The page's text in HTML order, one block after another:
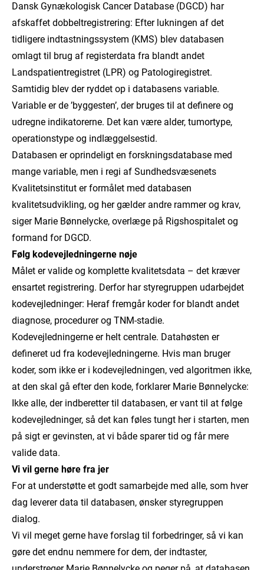
Dansk Gynækologisk Cancer Database (DGCD) har
afskaffet dobbeltregistrering: Efter lukningen af det
tidligere indtastningssystem (KMS) blev databasen
omlagt til brug af registerdata fra blandt andet
Landspatientregistret (LPR) og Patologiregistret.
Samtidig blev der ryddet op i databasens variable.
Variable er de ’byggesten’, der bruges til at definere og
udregne indikatorerne. Det kan være alder, tumortype,
operationstype og indlæggelsestid.
Databasen er oprindeligt en forskningsdatabase med
mange variable, men i regi af Sundhedsvæsenets
Kvalitetsinstitut er formålet med databasen
kvalitetsudvikling, og her gælder andre rammer og krav,
siger Marie Bønnelycke, overlæge på Rigshospitalet og
formand for DGCD.
Følg kodevejledningerne nøje
Målet er valide og komplette kvalitetsdata – det kræver
ensartet registrering. Derfor har styregruppen udarbejdet
kodevejledninger: Heraf fremgår koder for blandt andet
diagnose, procedurer og TNM-stadie.
Kodevejledningerne er helt centrale. Datahøsten er
defineret ud fra kodevejledningerne. Hvis man bruger
koder, som ikke er i kodevejledningen, ved algoritmen ikke,
at den skal gå efter den kode, forklarer Marie Bønnelycke:
Ikke alle, der indberetter til databasen, er vant til at følge
kodevejledninger, så det kan føles tungt her i starten, men
på sigt er gevinsten, at vi både sparer tid og får mere
valide data.
Vi vil gerne høre fra jer
For at understøtte et godt samarbejde med alle, som hver
dag leverer data til databasen, ønsker styregruppen
dialog.
Vi vil meget gerne have forslag til forbedringer, så vi kan
gøre det endnu nemmere for dem, der indtaster,